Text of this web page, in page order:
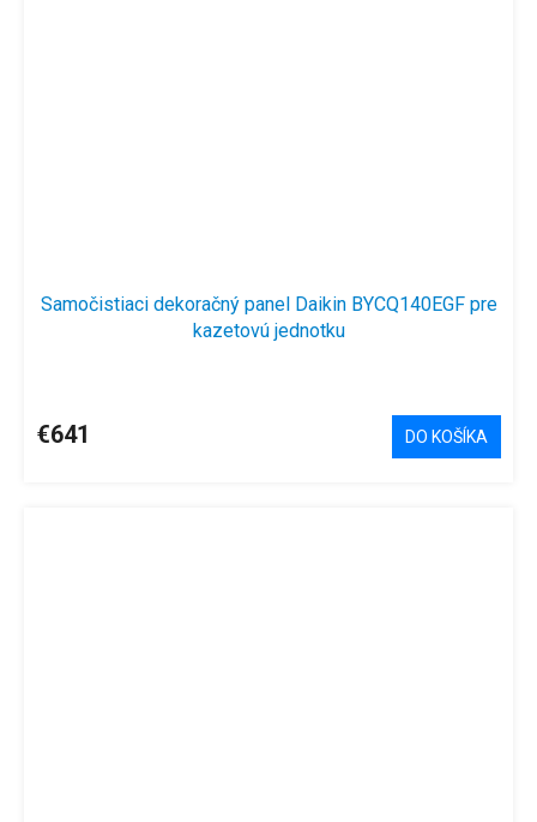
Samočistiaci dekoračný panel Daikin BYCQ140EGF pre
kazetovú jednotku
€641 DO KOŠÍKA